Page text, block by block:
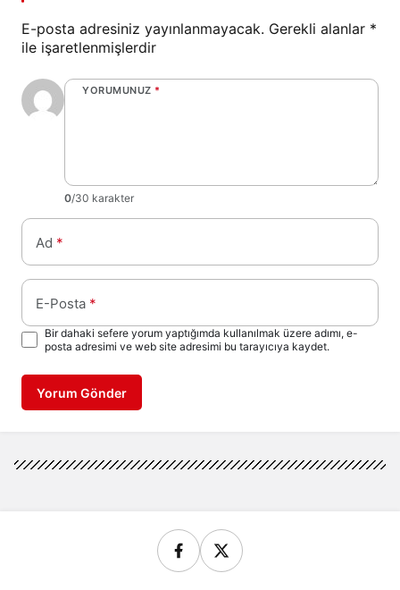
E-posta adresiniz yayınlanmayacak. Gerekli alanlar *
ile işaretlenmişlerdir
YORUMUNUZ *
0/30 karakter
Ad *
E-Posta *
Bir dahaki sefere yorum yaptığımda kullanılmak üzere adımı, e-
posta adresimi ve web site adresimi bu tarayıcıya kaydet.
Yorum Gönder